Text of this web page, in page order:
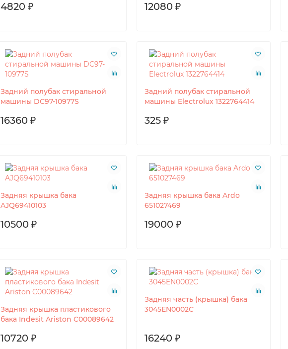
4820 ₽ 12080 ₽
Задний полубак стиральной
машины DC97-10977S
16360 ₽
Задний полубак стиральной
машины Electrolux 1322764414
325 ₽
Задняя крышка бака
AJQ69410103
10500 ₽
Задняя крышка бака Ardo
651027469
19000 ₽
Задняя крышка пластикового
бака Indesit Ariston C00089642
10720 ₽
Задняя часть (крышка) бака
3045EN0002C
16240 ₽